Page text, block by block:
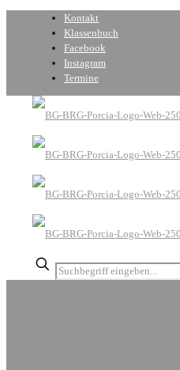
Kontakt
Klassenbuch
Facebook
Instagram
Termine